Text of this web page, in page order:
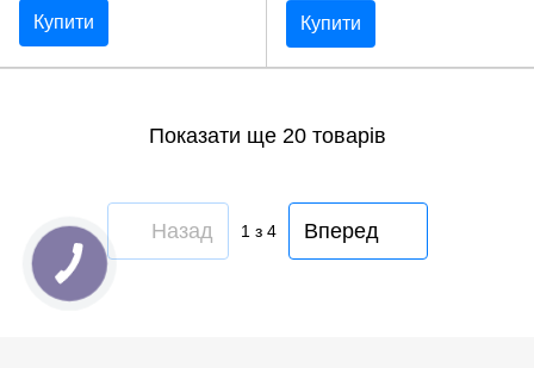
Купити Купити
Показати ще 20 товарів
Назад 1з 4 Вперед